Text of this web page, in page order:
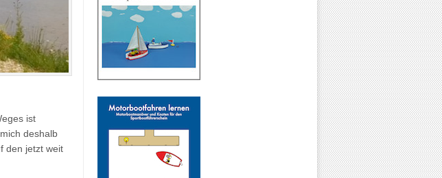
ist
deshalb
den jetzt weit